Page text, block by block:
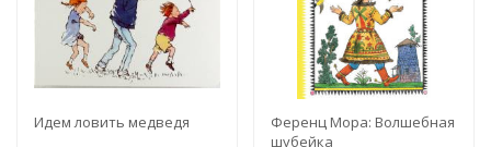
Идем ловить медведя
Ференц Мора: Волшебная
шубейка